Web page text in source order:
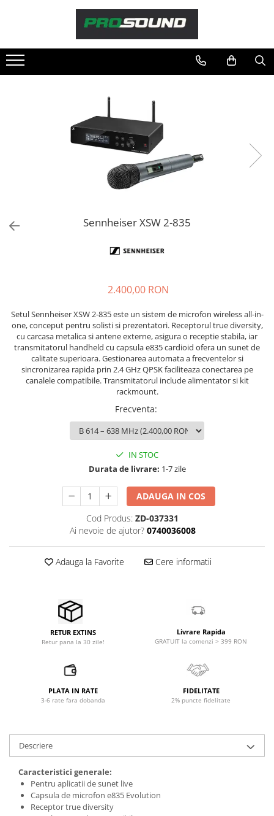
Sonorizare / PA
Adresare publica 100V
Amplificatoare Audio
Playere si Recordere
Microfoane
Accesorii de microfoane
Capsule de microfon
Case-uri de microfoane
Microfoane de broadcast
Microfoane de instrumente
Microfoane de masurare si
Microfoane de Suprafata
Microfoane lavaliera si headset
Microfoane pt Camere Video
Microfoane pt instalatii si
conferinta
Microfoane stereo
Microfoane Suspendabile
Microfoane wireless si sisteme
Stative de microfon
Studio si inregistrari
Accesorii de rack
Controllere MIDI - USB DAW
Convertoare AD/DA
Interfete audio
Interfete MIDI si Cabluri Midi-USB
Sennheiser XSW 2-835
2.400,00 RON
Setul Sennheiser XSW 2-835 este un sistem de microfon wireless all-in-
one, conceput pentru solisti si prezentatori. Receptorul true diversity,
cu carcasa metalica si antene externe, asigura o receptie stabila, iar
transmitatorul handheld cu capsula e835 cardioid ofera un sunet de
calitate superioara. Gestionarea automata a frecventelor si
sincronizarea rapida prin 2.4 GHz QPSK faciliteaza conectarea pe
canalele compatibile. Transmitatorul include alimentator si kit
rackmount.
Frecventa:
IN STOC
Durata de livrare: 1-7 zile
ADAUGA IN COS
Cod Produs: ZD-037331
Ai nevoie de ajutor? 0740036008
Adauga la Favorite Cere informatii
RETUR EXTINS
Retur pana la 30 zile!
Livrare Rapida
GRATUIT la comenzi > 399 RON
PLATA IN RATE
3-6 rate fara dobanda
FIDELITATE
2% puncte fidelitate
Descriere
Caracteristici generale:
Pentru aplicatii de sunet live
Capsula de microfon e835 Evolution
Receptor true diversity